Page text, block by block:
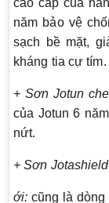
cao cấp của
năm bảo vệ
sạch bề mặt,
kháng tia cự tím.
+ Sơn Jotun
của Jotun 6
nứt.
+ Sơn
ới:cũng là dòng